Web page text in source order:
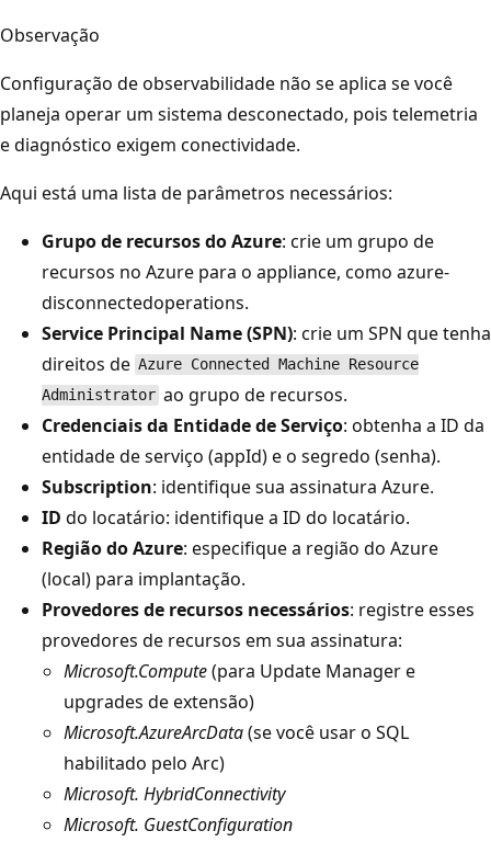
Observação
Configuração de observabilidade não se aplica se você
planeja operar um sistema desconectado, pois telemetria
e diagnóstico exigem conectividade.
Aqui está uma lista de parâmetros necessários:
Grupo de recursos do Azure: crie um grupo de
recursos no Azure para o appliance, como azure-
disconnectedoperations.
Service Principal Name (SPN): crie um SPN que tenha
direitos de Azure Connected Machine Resource
Administrator ao grupo de recursos.
Credenciais da Entidade de Serviço: obtenha a ID da
entidade de serviço (appId) e o segredo (senha).
Subscription: identifique sua assinatura Azure.
ID do locatário: identifique a ID do locatário.
Região do Azure: especifique a região do Azure
(local) para implantação.
Provedores de recursos necessários: registre esses
provedores de recursos em sua assinatura:
Microsoft.Compute(para Update Manager e
upgrades de extensão)
Microsoft.AzureArcData(se você usar o SQL
habilitado pelo Arc)
Microsoft. HybridConnectivity
Microsoft. GuestConfiguration